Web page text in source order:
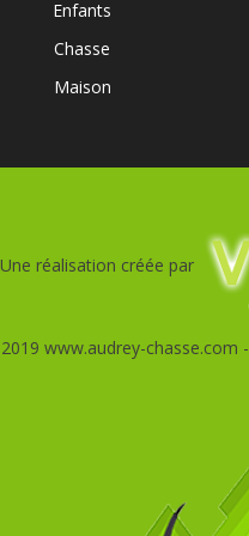
Enfants
Chasse
Maison
Une réalisation créée par
www.audrey-chasse.com -